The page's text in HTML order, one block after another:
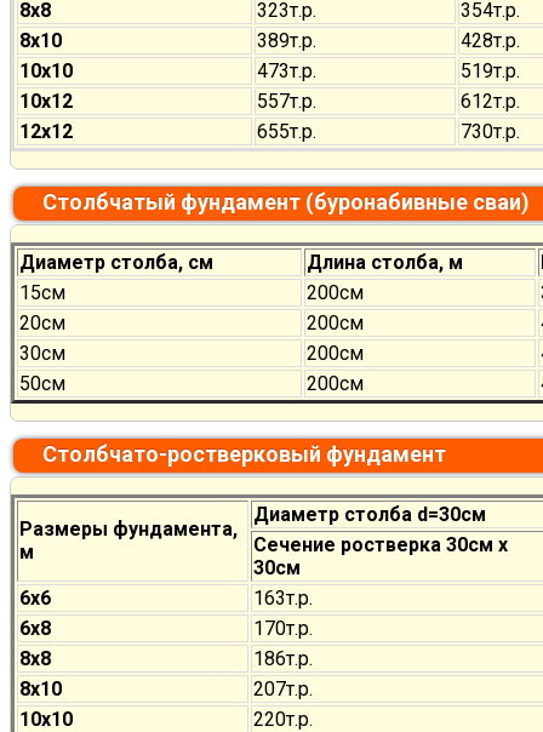
8х8
323т.р.
354т.р.
8х10
389т.р.
428т.р.
10х10
473т.р.
519т.р.
10х12
557т.р.
612т.р.
12х12
655т.р. 730т.р.
Столбчатый фундамент (буронабивные сваи)
Диаметр столба, см Длина столба, м
15см
200см
20см
200см
30см
200см
50см
200см
Столбчато-ростверковый фундамент
Размеры фундамента,
м
Диаметр столба d=30см
Сечение ростверка 30см х
30см
6х6
163т.р.
6х8
170т.р.
8х8
186т.р.
8х10
207т.р.
10х10
220т.р.